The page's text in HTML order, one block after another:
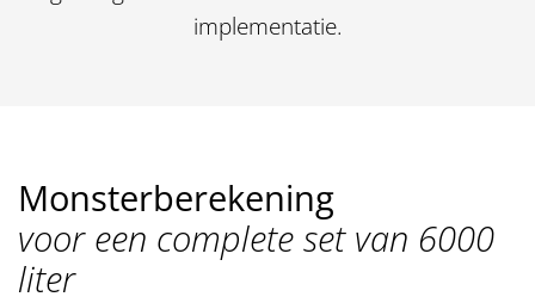
implementatie.
Monsterberekening
voor een complete set van 6000
liter